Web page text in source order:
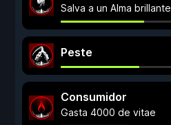
Salva a un Alma brillante
Peste
Consumidor
Gasta 4000 de vitae